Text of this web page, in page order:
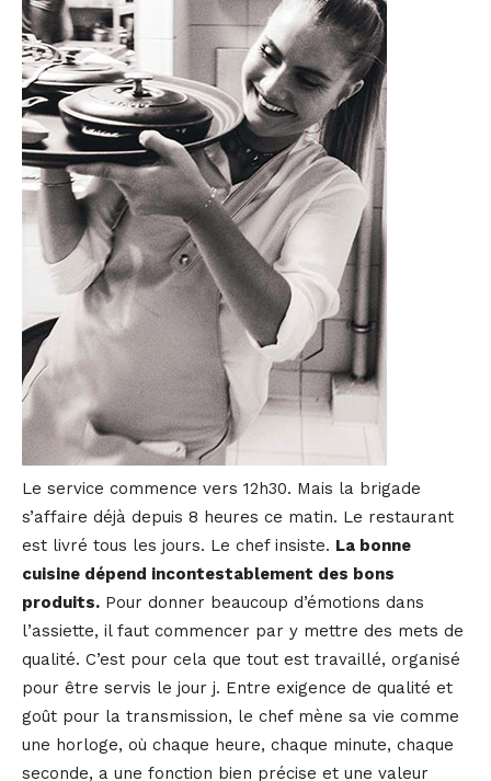
Le service commence vers 12h30. Mais la brigade
s’affaire déjà depuis 8 heures ce matin. Le restaurant
est livré tous les jours. Le chef insiste. La bonne
cuisine dépend incontestablement des bons
produits. Pour donner beaucoup d’émotions dans
l’assiette, il faut commencer par y mettre des mets de
qualité. C’est pour cela que tout est travaillé, organisé
pour être servis le jour j. Entre exigence de qualité et
goût pour la transmission, le chef mène sa vie comme
une horloge, où chaque heure, chaque minute, chaque
seconde, a une fonction bien précise et une valeur